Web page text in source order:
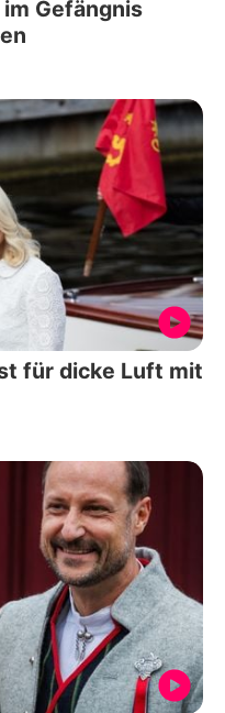
Gefängnis
für dicke Luft mit